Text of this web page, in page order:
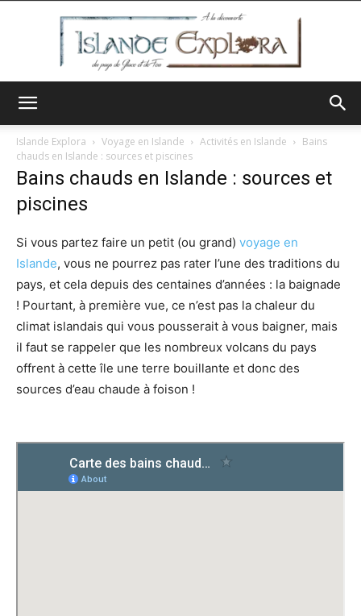
Explora
Islande Explora Voyage en Islande Activités en Islande
Bains
chauds en Islande : sources et piscines
Bains chauds en Islande : sources et
piscines
Si vous partez faire un petit (ou grand) voyage en
Islande, vous ne pourrez pas rater l’une des traditions du
pays, et cela depuis des centaines d’années : la baignade
! Pourtant, à première vue, ce n’est pas la chaleur du
climat islandais qui vous pousserait à vous baigner, mais
il faut se rappeler que les nombreux volcans du pays
offrent à cette île une terre bouillante et donc des
sources d’eau chaude à foison !